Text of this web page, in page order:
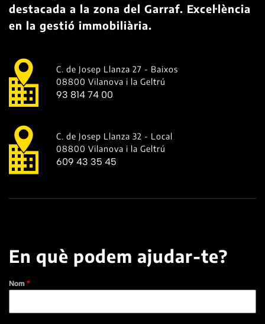
destacada a la zona del Garraf. Excel·lència
en la gestió immobiliària.
C. de Josep Llanza 27 - Baixos
08800 Vilanova i la Geltrú
93 814 74 00
C. de Josep Llanza 32 - Local
08800 Vilanova i la Geltrú
609 43 35 45
En què podem ajudar-te?
Nom *